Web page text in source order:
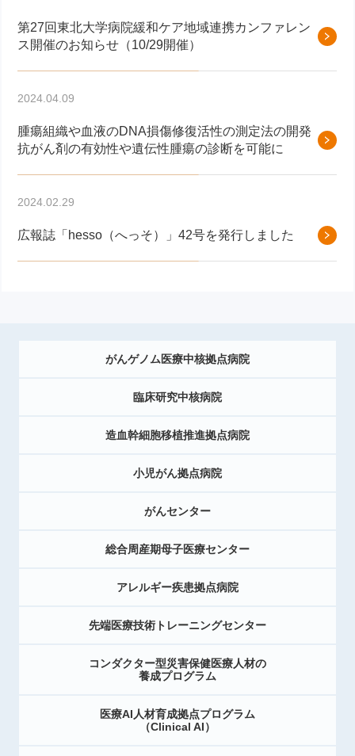
第27回東北大学病院緩和ケア地域連携カンファレン
ス開催のお知らせ（10/29開催）
2024.04.09
腫瘍組織や血液のDNA損傷修復活性の測定法の開発
抗がん剤の有効性や遺伝性腫瘍の診断を可能に
2024.02.29
広報誌「hesso（へっそ）」42号を発行しました
がんゲノム医療中核拠点病院
臨床研究中核病院
造血幹細胞移植推進拠点病院
小児がん拠点病院
がんセンター
総合周産期母子医療センター
アレルギー疾患拠点病院
先端医療技術トレーニングセンター
コンダクター型災害保健医療人材の
養成プログラム
医療AI人材育成拠点プログラム
（Clinical AI）